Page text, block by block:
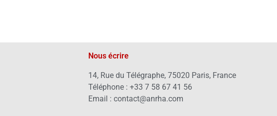
Nous écrire
14, Rue du Télégraphe, 75020 Paris, France
Téléphone : +33 7 58 67 41 56
Email : contact@anrha.com